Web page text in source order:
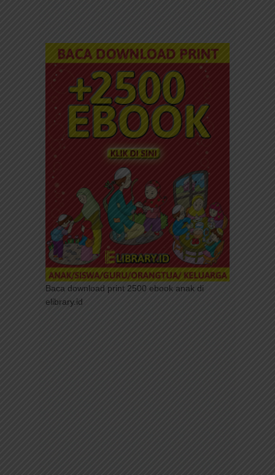
Baca download print 2500 ebook anak di
elibrary.id